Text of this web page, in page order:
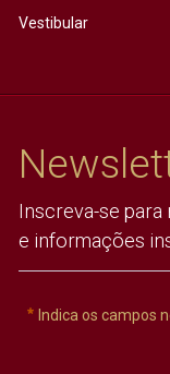
Vestibular
Inscreva-se
e informações
Indica os campos